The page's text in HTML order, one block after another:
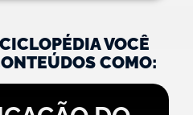
VOCÊ
COMO: